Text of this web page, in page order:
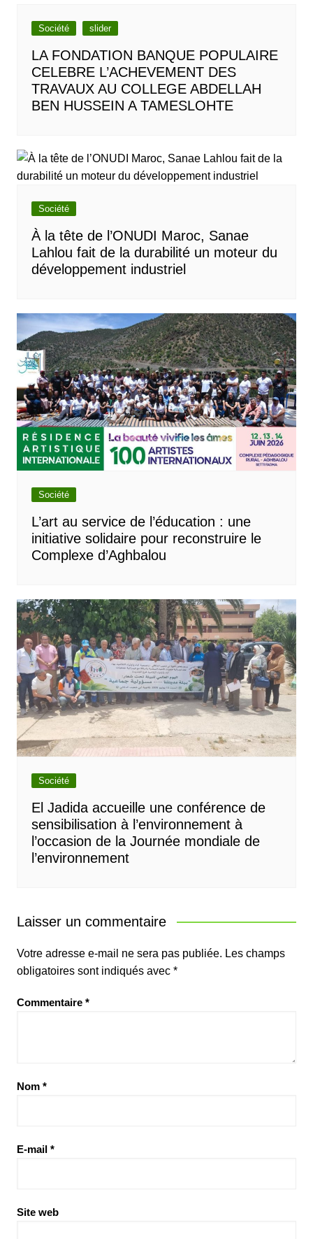
Société slider
LA FONDATION BANQUE POPULAIRE
CELEBRE L’ACHEVEMENT DES
TRAVAUX AU COLLEGE ABDELLAH
BEN HUSSEIN A TAMESLOHTE
Société
À la tête de l’ONUDI Maroc, Sanae
Lahlou fait de la durabilité un moteur du
développement industriel
Société
L’art au service de l’éducation : une
initiative solidaire pour reconstruire le
Complexe d’Aghbalou
Société
El Jadida accueille une conférence de
sensibilisation à l’environnement à
l’occasion de la Journée mondiale de
l’environnement
Laisser un commentaire
Votre adresse e-mail ne sera pas publiée. Les champs
obligatoires sont indiqués avec *
Commentaire *
Nom *
E-mail *
Site web